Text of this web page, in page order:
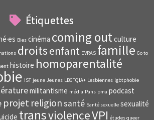
Étiquettes
Bies cinéma coming outculture
droitsenfant EVRAS famille Go to
histoire homoparentalité
IST jeune Jeunes LBGTQIA+ Lesbiennes lgbtphobie
militantisme média Pans pma podcast
projet religionsanté Santé sexuelle sexualité
transviolenceVPI études queer